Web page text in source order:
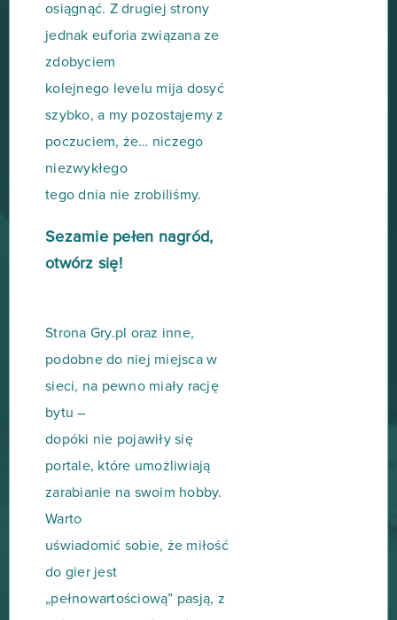
osiągnąć. Z drugiej strony
jednak euforia związana ze
zdobyciem
kolejnego levelu mija dosyć
szybko, a my pozostajemy z
poczuciem, że… niczego
niezwykłego
tego dnia nie zrobiliśmy.
Sezamie pełen nagród,
otwórz się!
Strona Gry.pl oraz inne,
podobne do niej miejsca w
sieci, na pewno miały rację
bytu –
dopóki nie pojawiły się
portale, które umożliwiają
zarabianie na swoim hobby.
Warto
uświadomić sobie, że miłość
do gier jest
„pełnowartościową” pasją, z